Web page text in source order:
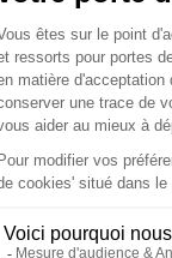
à votre
sa transmission
et ne
la détection
EN
les